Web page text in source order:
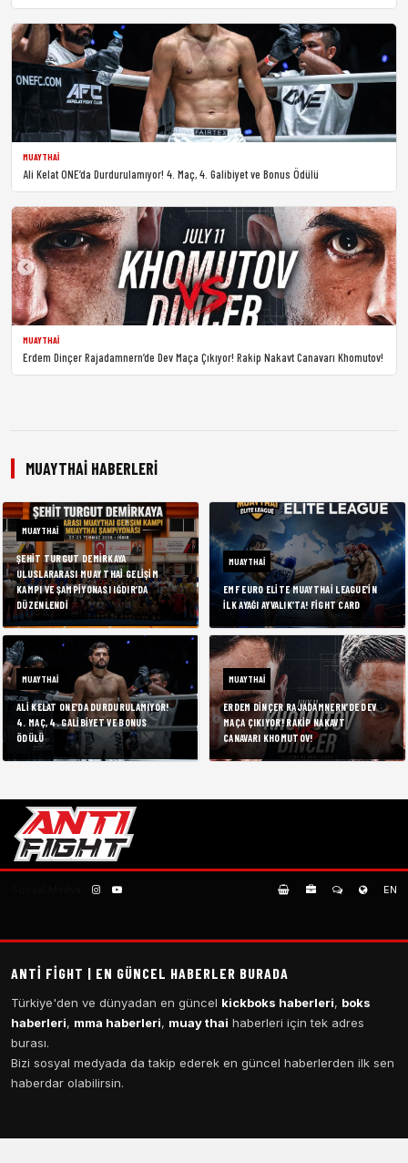
MUAYTHAI
Ali Kelat ONE’da Durdurulamıyor! 4. Maç, 4. Galibiyet ve Bonus Ödülü
MUAYTHAI
Erdem Dinçer Rajadamnern’de Dev Maça Çıkıyor! Rakip Nakavt Canavarı Khomutov!
MUAYTHAI HABERLERI
MUAYTHAI
ŞEHIT TURGUT DEMIRKAYA
ULUSLARARASI MUAY THAI GELIŞIM
KAMPI VE ŞAMPIYONASI IĞDIR’DA
DÜZENLENDI
MUAYTHAI
EMF EURO ELITE MUAYTHAI LEAGUE’IN
İLK AYAĞI AYVALIK’TA! FIGHT CARD
MUAYTHAI
ALI KELAT ONE’DA DURDURULAMIYOR!
4. MAÇ, 4. GALIBIYET VE BONUS
ÖDÜLÜ
MUAYTHAI
ERDEM DINÇER RAJADAMNERN’DE DEV
MAÇA ÇIKIYOR! RAKIP NAKAVT
CANAVARI KHOMUTOV!
EN
ANTI FIGHT | EN GÜNCEL HABERLER BURADA
Türkiye'den ve dünyadan en güncel kickboks haberleri, boks
haberleri, mma haberleri, muay thai haberleri için tek adres
burası.
Bizi sosyal medyada da takip ederek en güncel haberlerden ilk sen
haberdar olabilirsin.